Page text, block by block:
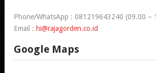
Phone/WhatsApp : 081219643240 (09.00 –
Email : hi@rajagorden.co.id
Google Maps